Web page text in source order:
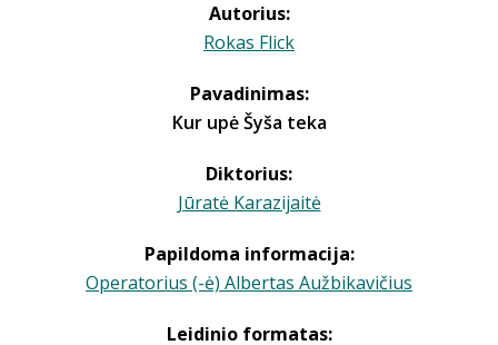
Autorius:
Rokas Flick
Pavadinimas:
Kur upė Šyša teka
Diktorius:
Jūratė Karazijaitė
Papildoma informacija:
Operatorius (-ė) Albertas Aužbikavičius
Leidinio formatas: